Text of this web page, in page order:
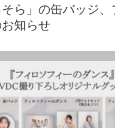
そら」の缶バッジ
知らせ